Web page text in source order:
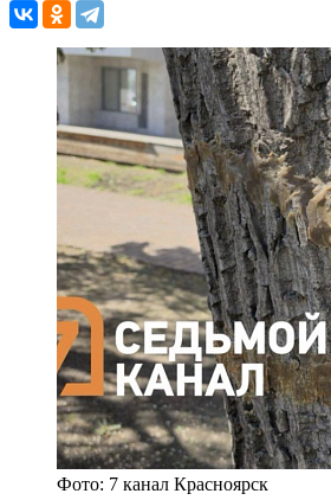
Фото: 7 канал Красноярск